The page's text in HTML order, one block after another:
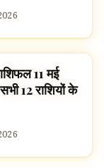
11 मई
12 राशियों के